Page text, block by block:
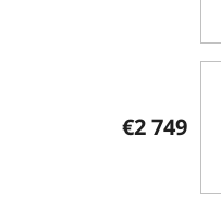
€2 749